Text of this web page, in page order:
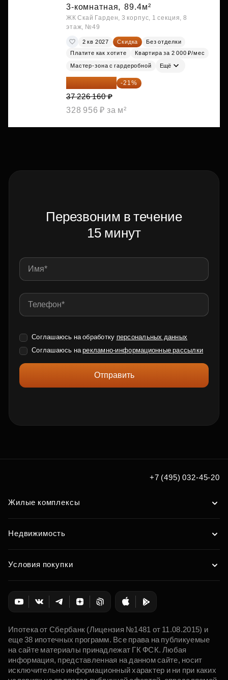
3-комнатная, 89.4м²
ЖК Скай Гарден, 3 корпус, 1 секция, 8
этаж, №49
2 кв 2027 Скидка
Без отделки
Платите как хотите
Квартира за 2 000 ₽/мес
Мастер-зона с гардеробной Ещё
29 408 666 ₽ -21%
37 226 160 ₽
328 956 ₽ за м²
Перезвоним в течение
15 минут
Соглашаюсь на обработку персональных данных
Соглашаюсь нарекламно-информационные рассылки
Отправить
+7 (495) 032-45-20
Жилые комплексы
Недвижимость
Условия покупки
Ипотека от Сбербанк (Лицензия №1481 от 11.08.2015) и
еще 38 ипотечных программ. Все права на публикуемые
на сайте материалы принадлежат ГК ФСК. Любая
информация, представленная на данном сайте, носит
исключительно информационный характер и ни при каких